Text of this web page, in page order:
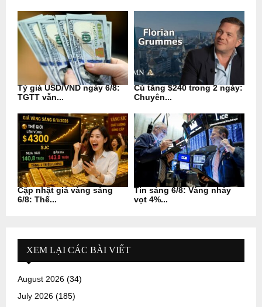
Tỷ giá USD/VND ngày 6/8:
TGTT vẫn...
Cú tăng $240 trong 2 ngày:
Chuyên...
Cập nhật giá vàng sáng
6/8: Thế...
Tin sáng 6/8: Vàng nhảy
vọt 4%...
XEM LẠI CÁC BÀI VIẾT
August 2026 (34)
July 2026 (185)